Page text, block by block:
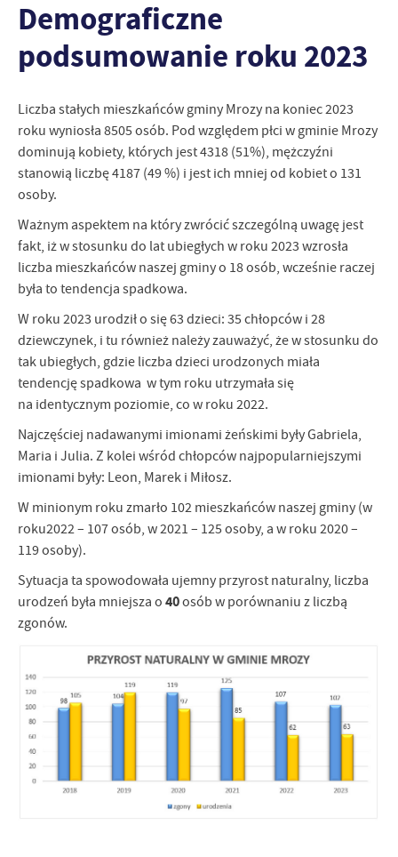
Demograficzne
podsumowanie roku 2023
Liczba stałych mieszkańców gminy Mrozy na koniec 2023
roku wyniosła 8505 osób. Pod względem płci w gminie Mrozy
dominują kobiety, których jest 4318 (51%), mężczyźni
stanowią liczbę 4187 (49 %) i jest ich mniej od kobiet o 131
osoby.
Ważnym aspektem na który zwrócić szczególną uwagę jest
fakt, iż w stosunku do lat ubiegłych w roku 2023 wzrosła
liczba mieszkańców naszej gminy o 18 osób, wcześnie raczej
była to tendencja spadkowa.
W roku 2023 urodził o się 63 dzieci: 35 chłopców i 28
dziewczynek, i tu również należy zauważyć, że w stosunku do
tak ubiegłych, gdzie liczba dzieci urodzonych miała
tendencję spadkowa w tym roku utrzymała się
na identycznym poziomie, co w roku 2022.
Najczęściej nadawanymi imionami żeńskimi były Gabriela,
Maria i Julia. Z kolei wśród chłopców najpopularniejszymi
imionami były: Leon, Marek i Miłosz.
W minionym roku zmarło 102 mieszkańców naszej gminy (w
roku2022 – 107 osób, w 2021 – 125 osoby, a w roku 2020 –
119 osoby).
Sytuacja ta spowodowała ujemny przyrost naturalny, liczba
urodzeń była mniejsza o 40osób w porównaniu z liczbą
zgonów.
zapamiętanie wprowadzonych przez Ciebie ustawień oraz
personalizację określonych funkcjonalności czy prezentowanych
treści.
Dzięki tym plikom cookies możemy zapewnić Ci większy komfort
jej do Twoich indywidualnych preferencji. Wyrażenie zgody na
funkcjonalne i personalizacyjne pliki cookies gwarantuje
dostępność większej ilości funkcji na stronie.
Analityczne
Analityczne pliki cookies pomagają nam rozwijać się i
dostosowywać do Twoich potrzeb.
Cookies analityczne pozwalają na uzyskanie informacji w zakresie
wykorzystywania witryny internetowej, miejsca oraz częstotliwości,
z jaką odwiedzane są nasze serwisy www. Dane pozwalają nam na
ocenę naszych serwisów internetowych pod względem ich
popularności wśród użytkowników. Zgromadzone informacje są
przetwarzane w formie zanonimizowanej. Wyrażenie zgody na
analityczne pliki cookies gwarantuje dostępność wszystkich
Reklamowe
Dzięki reklamowym plikom cookies prezentujemy Ci najciekawsze
informacje i aktualności na stronach naszych partnerów.
Promocyjne pliki cookies służą do prezentowania Ci naszych
komunikatów na podstawie analizy Twoich upodobań oraz Twoich
zwyczajów dotyczących przeglądanej witryny internetowej. Treści
promocyjne mogą pojawić się na stronach podmiotów trzecich lub
firm będących naszymi partnerami oraz innych dostawców usług.
Firmy te działają w charakterze pośredników prezentujących nasze
treści w postaci wiadomości, ofert, komunikatów mediów
społecznościowych.
Więcej